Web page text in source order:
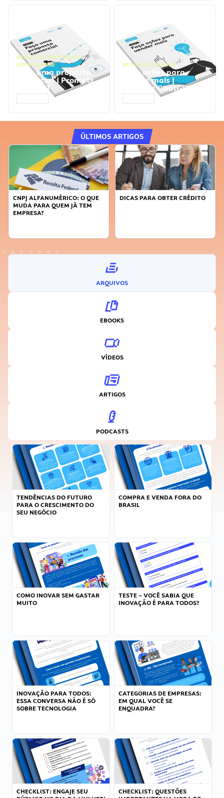
NEGÓCIOS, PROCESSOS
EMPRESARIAIS
Faça uma proposta
comercial | Prompts
ChatGPT
NEGÓCIOS, VENDAS
Faça ações para
vender mais |
Prompts ChatGPT
ÚLTIMOS ARTIGOS
CNPJ ALFANUMÉRICO: O QUE
MUDA PARA QUEM JÁ TEM
EMPRESA?
DICAS PARA OBTER CRÉDITO
ARQUIVOS
EBOOKS
VÍDEOS
ARTIGOS
PODCASTS
TENDÊNCIAS DO FUTURO
PARA O CRESCIMENTO DO
SEU NEGÓCIO
COMPRA E VENDA FORA DO
BRASIL
COMO INOVAR SEM GASTAR
MUITO
TESTE – VOCÊ SABIA QUE
INOVAÇÃO É PARA TODOS?
INOVAÇÃO PARA TODOS:
ESSA CONVERSA NÃO É SÓ
SOBRE TECNOLOGIA
CATEGORIAS DE EMPRESAS:
EM QUAL VOCÊ SE
ENQUADRA?
CHECKLIST: ENGAJE SEU
CHECKLIST: QUESTÕES